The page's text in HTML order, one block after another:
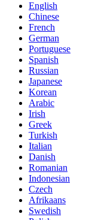
English
Chinese
French
German
Portuguese
Spanish
Russian
Japanese
Korean
Arabic
Irish
Greek
Turkish
Italian
Danish
Romanian
Indonesian
Czech
Afrikaans
Swedish